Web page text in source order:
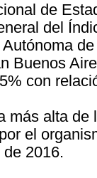
de
del
Buenos
con
más alta
el
2016.